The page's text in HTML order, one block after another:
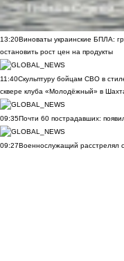
13:20Виноваты украинские БПЛА:
остановить рост цен на продукты
11:40Скульптуру бойцам СВО в
сквере клуба «Молодёжный» в
09:35Почти 60 пострадавших:
09:27Военнослужащий расстрелял